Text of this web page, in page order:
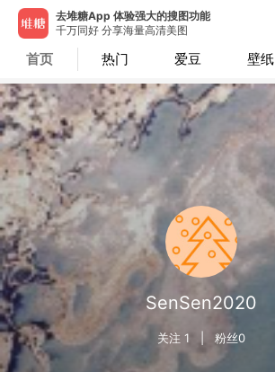
去堆糖App 体验强大的搜图功能
千万同好 分享海量高清美图
首页 热门 爱豆 壁纸
SenSen2020
关注 1 | 粉丝0